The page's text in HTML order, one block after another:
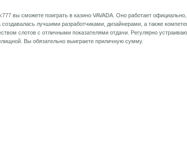
вы сможете поиграть в казино VAVADA. Оно работает
лучшими разработчиками, дизайнерами, а также
слотов с отличными показателями отдачи. Регулярно
Вы обязательно выиграете приличную сумму.